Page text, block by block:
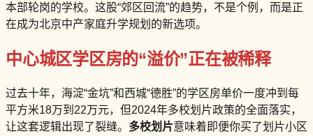
本部轮岗的学校。这股“郊区回流”的趋势，不是个例，而是正
在成为北京中产家庭升学规划的新选项。
中心城区学区房的“溢价”正在被稀释
过去十年，海淀“金坑”和西城“德胜”的学区房单价一度冲到每
平方米18万到22万元，但2024年多校划片政策的全面落实，
让这套逻辑出现了裂缝。 多校划片意味着即便你买了划片小区